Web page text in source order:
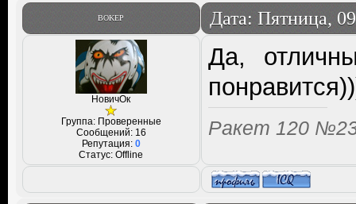
BOKEP Дата: Пятница,
НовичОк
Группа: Проверенные
Сообщений: 16
Репутация: 0
Статус:Offline
Да,
Ракет 120